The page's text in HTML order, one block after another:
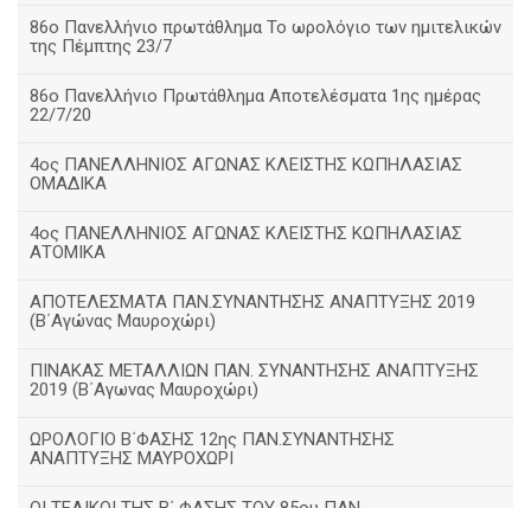
86ο Πανελλήνιο πρωτάθλημα Το ωρολόγιο των ημιτελικών
της Πέμπτης 23/7
86ο Πανελλήνιο Πρωτάθλημα Αποτελέσματα 1ης ημέρας
22/7/20
4ος ΠΑΝΕΛΛΗΝΙΟΣ ΑΓΩΝΑΣ ΚΛΕΙΣΤΗΣ ΚΩΠΗΛΑΣΙΑΣ
ΟΜΑΔΙΚΑ
4ος ΠΑΝΕΛΛΗΝΙΟΣ ΑΓΩΝΑΣ ΚΛΕΙΣΤΗΣ ΚΩΠΗΛΑΣΙΑΣ
ΑΤΟΜΙΚΑ
ΑΠΟΤΕΛΕΣΜΑΤΑ ΠΑΝ.ΣΥΝΑΝΤΗΣΗΣ ΑΝΑΠΤΥΞΗΣ 2019
(B΄Αγώνας Μαυροχώρι)
ΠΙΝΑΚΑΣ ΜΕΤΑΛΛΙΩΝ ΠΑΝ. ΣΥΝΑΝΤΗΣΗΣ ΑΝΑΠΤΥΞΗΣ
2019 (Β΄Αγωνας Μαυροχώρι)
ΩΡΟΛΟΓΙΟ Β΄ΦΑΣΗΣ 12ης ΠΑΝ.ΣΥΝΑΝΤΗΣΗΣ
ΑΝΑΠΤΥΞΗΣ ΜΑΥΡΟΧΩΡΙ